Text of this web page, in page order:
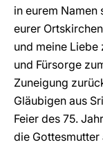
in eurem Namen
eurer
und meine
und Fürsorge
Zuneigung
Gläubigen aus
Feier des 75.
die Gottesmutter